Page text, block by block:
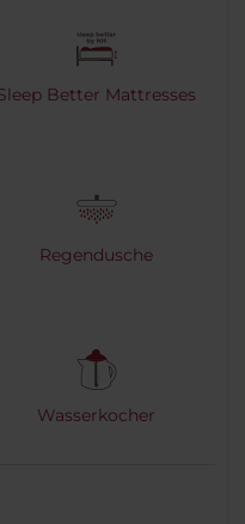
Better Mattresses
Regendusche
Wasserkocher